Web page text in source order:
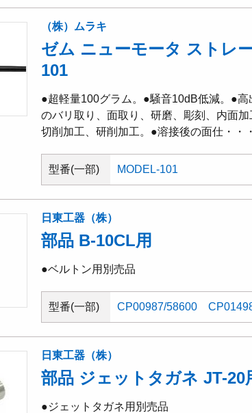
（株）ムラキ
ゼム ニューモータ ストレ
101
●超軽量100グラム。●騒音10dB低減。●
のバリ取り、面取り、研磨、彫刻、内面
切削加工、研削加工。●溶接後の面仕・・・
型番(一部) MODEL-101
日東工器（株）
部品 B-10CL用
●ベルトン用別売品
型番(一部) CP00987/58600
日東工器（株）
部品 ジェットタガネ JT-20
●ジェットタガネ用別売品